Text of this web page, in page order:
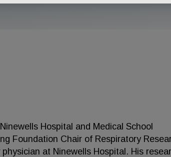
Hospital and Medical School
Foundation Chair of Respiratory
at Ninewells Hospital. His